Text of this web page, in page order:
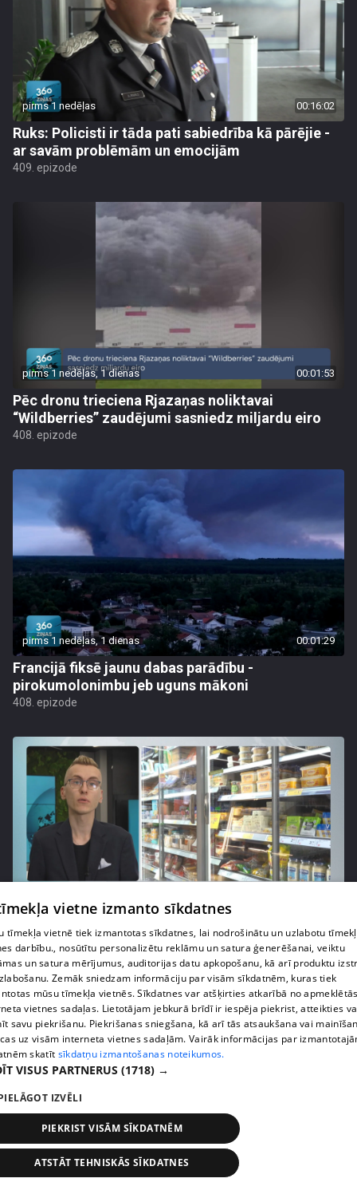
pirms 1 nedēļas 00:16:02
Ruks: Policisti ir tāda pati sabiedrība kā pārējie -
ar savām problēmām un emocijām
409. epizode
pirms 1 nedēļas, 1 dienas 00:01:53
Pēc dronu trieciena Rjazaņas noliktavai
“Wildberries” zaudējumi sasniedz miljardu eiro
408. epizode
pirms 1 nedēļas, 1 dienas 00:01:29
Francijā fiksē jaunu dabas parādību -
pirokumolonimbu jeb uguns mākoni
408. epizode
pirms 1 nedēļas, 1 dienas
Pārtiku pērkam vairāk, bet vai “zemo cenu grozs”
tiešām samazina kopējo čeku?
408. epizode
pirms 1 nedēļas, 1 dienas
vietne izmanto sīkdatnes
tīmekļa vietnē tiek izmantotas sīkdatnes, lai nodrošinātu un uzlabotu
darbību., nosūtītu personalizētu reklāmu un satura ģenerēšanai, veiktu
un satura mērījumus, auditorijas datu apkopošanu, kā arī produktu
Zemāk sniedzam informāciju par visām sīkdatnēm, kuras tiek
mūsu tīmekļa vietnēs. Sīkdatnes var atšķirties atkarībā no
vietnes sadaļas. Lietotājam jebkurā brīdī ir iespēja piekrist, atteikties
savu piekrišanu. Piekrišanas sniegšana, kā arī tās atsaukšana vai
uz visām interneta vietnes sadaļām. Vairāk informācijas par
skatīt sīkdatņu izmantošanas noteikumos.
VISUS PARTNERUS (1718) →
IZVĒLI
PIEKRIST VISĀM SĪKDATNĒM
ATSTĀT TEHNISKĀS SĪKDATNES